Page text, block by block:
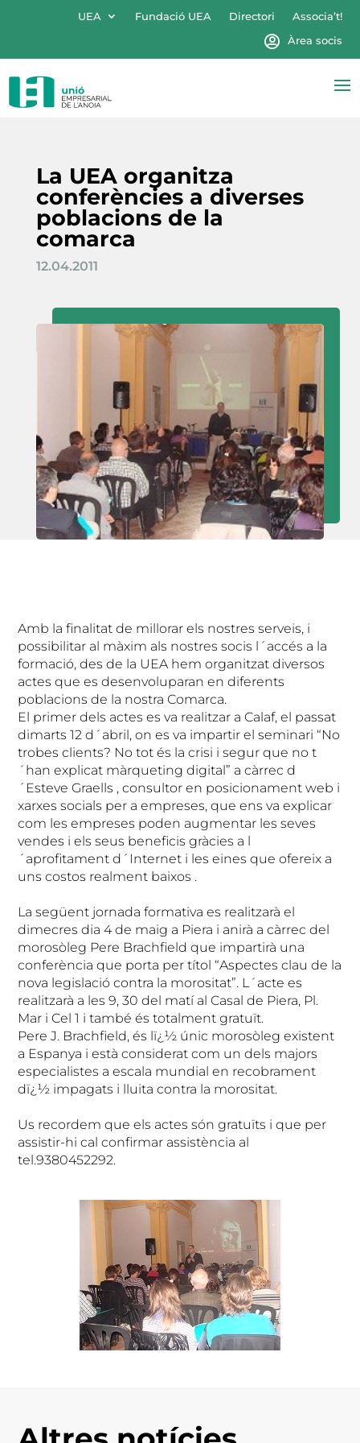
UEA Fundació UEA Directori
Associa’t!
Àrea socis
La UEA organitza
conferències a diverses
poblacions de la
comarca
12.04.2011
Amb la finalitat de millorar els nostres serveis, i
possibilitar al màxim als nostres socis l´accés a la
formació, des de la UEA hem organitzat diversos
actes que es desenvoluparan en diferents
poblacions de la nostra Comarca.
El primer dels actes es va realitzar a Calaf, el passat
dimarts 12 d´abril, on es va impartir el seminari “No
trobes clients? No tot és la crisi i segur que no t
´han explicat màrqueting digital” a càrrec d
´Esteve Graells , consultor en posicionament web i
xarxes socials per a empreses, que ens va explicar
com les empreses poden augmentar les seves
vendes i els seus beneficis gràcies a l
´aprofitament d´Internet i les eines que ofereix a
uns costos realment baixos .
La següent jornada formativa es realitzarà el
dimecres dia 4 de maig a Piera i anirà a càrrec del
morosòleg Pere Brachfield que impartirà una
conferència que porta per títol “Aspectes clau de la
nova legislació contra la morositat”. L´acte es
realitzarà a les 9, 30 del matí al Casal de Piera, Pl.
Mar i Cel 1 i també és totalment gratuït.
Pere J. Brachfield, és lï¿½ únic morosòleg existent
a Espanya i està considerat com un dels majors
especialistes a escala mundial en recobrament
dï¿½ impagats i lluita contra la morositat.
Us recordem que els actes són gratuïts i que per
assistir-hi cal confirmar assistència al
tel.9380452292.